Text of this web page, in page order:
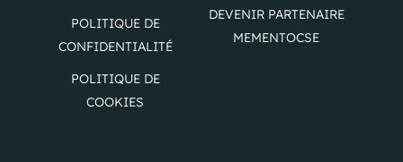
POLITIQUE DE
CONFIDENTIALITÉ
POLITIQUE DE
COOKIES
DEVENIR PARTENAIRE
MEMENTOCSE